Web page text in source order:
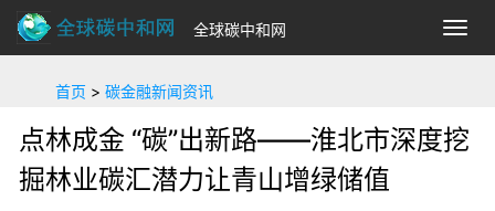
切
换
全球碳中和网
首页 > 碳金融新闻资讯
点林成金 “碳”出新路——淮北市深度挖
掘林业碳汇潜力让青山增绿储值